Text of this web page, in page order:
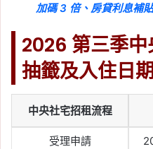
加碼 3 倍、房貸利息補
2026 第三季中
抽籤及入住日
中央社宅招租流程
受理申請